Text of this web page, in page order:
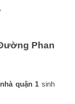
Phan
quận 1 sinh